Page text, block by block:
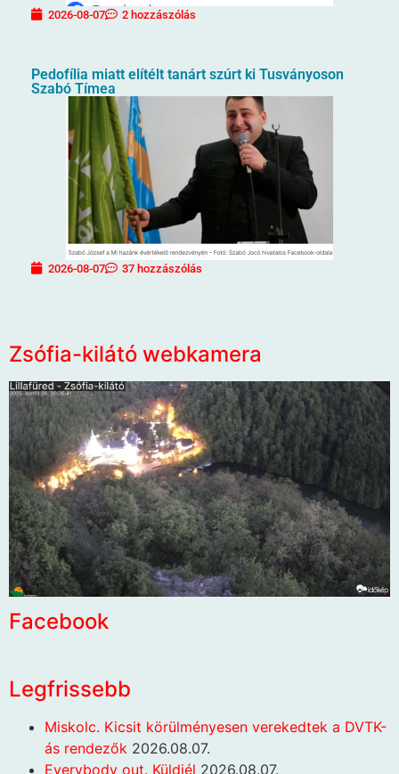
2026-08-07 2 hozzászólás
Pedofília miatt elítélt tanárt szúrt ki Tusványoson
Szabó Tímea
2026-08-07 37 hozzászólás
Zsófia-kilátó webkamera
Facebook
Legfrissebb
Miskolc. Kicsit körülményesen verekedtek a DVTK-
ás rendezők 2026.08.07.
Everybody out. Küldjél 2026.08.07.